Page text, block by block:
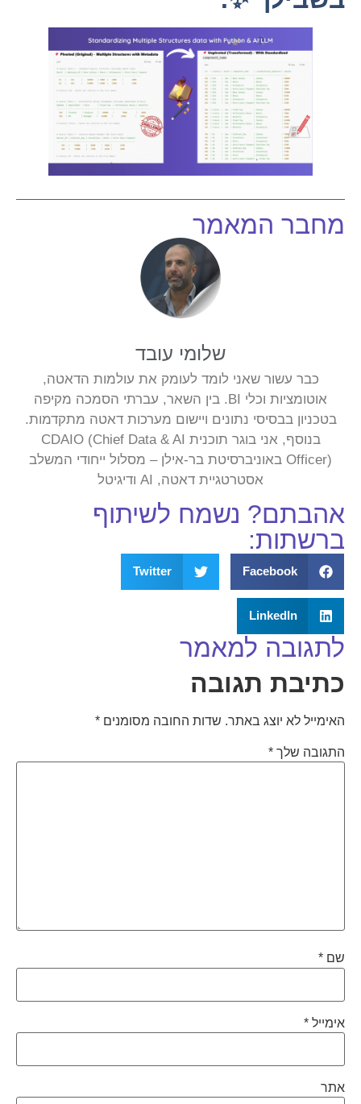
מחבר המאמר
שלומי עובד
כבר עשור שאני לומד לעומק את עולמות הדאטה,
אוטומציות וכלי BI. בין השאר, עברתי הסמכה מקיפה
בטכניון בבסיסי נתונים ויישום מערכות דאטה מתקדמות.
בנוסף, אני בוגר תוכנית CDAIO (Chief Data & AI
Officer) באוניברסיטת בר-אילן – מסלול ייחודי המשלב
אסטרטגיית דאטה, AI ודיגיטל
אהבתם? נשמח לשיתוף
ברשתות:
Facebook
Twitter
LinkedIn
לתגובה למאמר
כתיבת תגובה
האימייל לא יוצג באתר. שדות החובה מסומנים *
התגובה שלך *
שם *
אימייל *
אתר